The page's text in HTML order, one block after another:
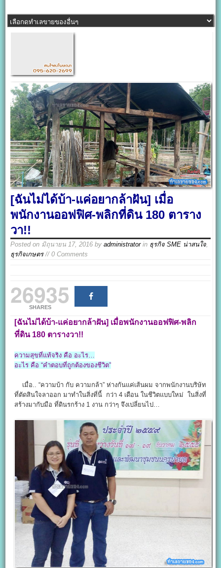
[ฉันไม่ได้บ้า-แค่อยากล้าฝัน] เมื่อ
พนักงานออฟฟิศ-พลิกที่ดิน 180 ตาราง
วา!!
Posted on มิถุนายน 17, 2016 byadministratorin ธุรกิจ SME น่าสนใจ,
ธุรกิจเกษตร// 0 Comments
26935
SHARES
[ฉันไม่ได้บ้า-แค่อยากล้าฝัน] เมื่อพนักงานออฟฟิศ-พลิก
ที่ดิน 180 ตารางวา!!
ความสุขที่แท้จริง คือ อะไร…
อะไร คือ “คำตอบที่ถูกต้องของชีวิต”
เมื่อ.. “ความบ้า กับ ความกล้า” ห่างกันแค่เส้นผม จากพนักงานบริษัท
ที่ตัดสินใจลาออก มาทำในสิ่งที่นี้ กว่า 4 เดือน ในชีวิตแบบใหม่ ในสิ่งที่
สร้างมากับมือ ที่ดินรกร้าง 1 งาน กว่าๆ จึงเปลี่ยนไป…